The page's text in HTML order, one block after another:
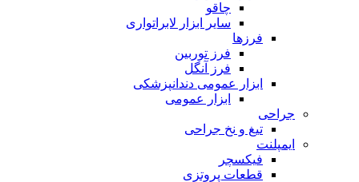
چاقو
سایر ابزار لابراتواری
فرزها
فرز توربین
فرز آنگل
ابزار عمومی دندانپزشکی
ابزار عمومی
جراحی
تیغ و نخ جراحی
ایمپلنت
فیکسچر
قطعات پروتزی